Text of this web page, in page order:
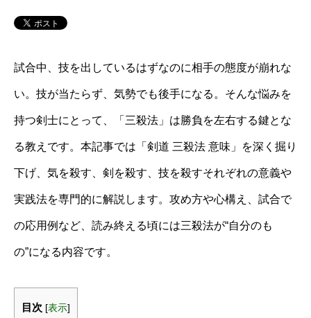
試合中、技を出しているはずなのに相手の態度が崩れな
い。技が当たらず、気勢でも後手になる。そんな悩みを
持つ剣士にとって、「三殺法」は勝負を左右する鍵とな
る教えです。本記事では「剣道 三殺法 意味」を深く掘り
下げ、気を殺す、剣を殺す、技を殺すそれぞれの意義や
実践法を専門的に解説します。攻め方や心構え、試合で
の応用例など、読み終える頃には三殺法が“自分のも
の”になる内容です。
目次 [表示]